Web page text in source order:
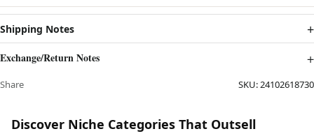
Shipping Notes
Exchange/Return Notes
Share SKU:24102618730
Discover Niche Categories That Outsell